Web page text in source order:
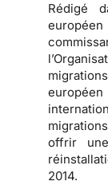
Rédigé
européen
offrir
2014.